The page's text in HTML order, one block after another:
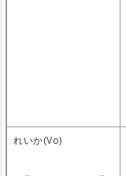
れいか(Vo)